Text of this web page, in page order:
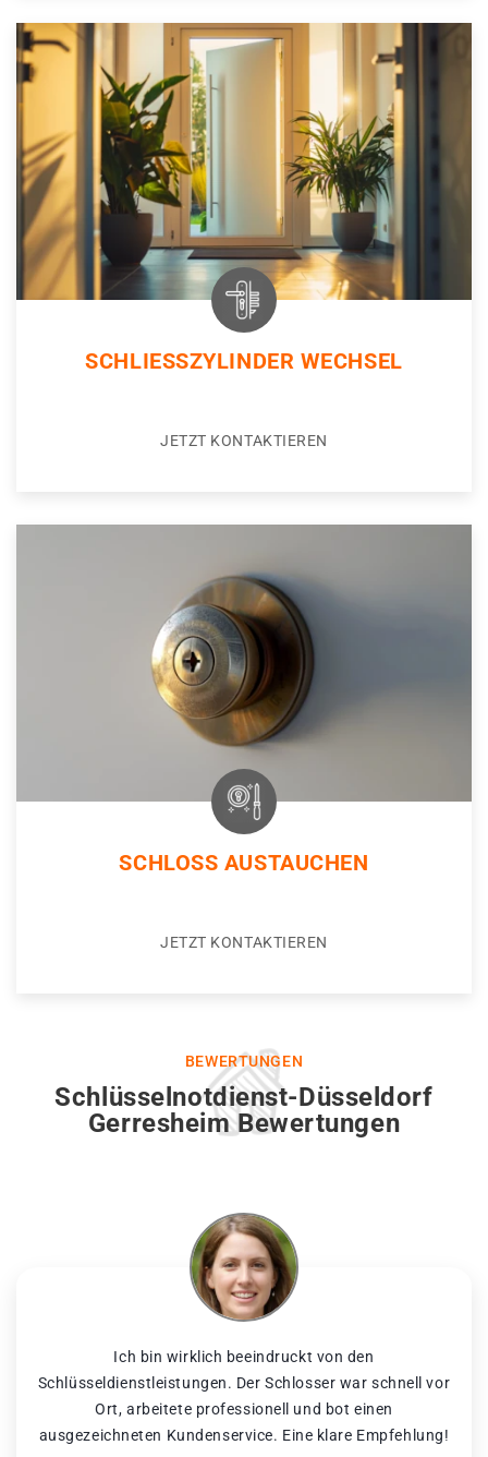
SCHLIESSZYLINDER WECHSEL
JETZT KONTAKTIEREN
SCHLOSS AUSTAUCHEN
JETZT KONTAKTIEREN
BEWERTUNGEN
Schlüsselnotdienst-Düsseldorf
Gerresheim Bewertungen
Ich bin wirklich beeindruckt von den
Schlüsseldienstleistungen. Der Schlosser war schnell vor
Ort, arbeitete professionell und bot einen
ausgezeichneten Kundenservice. Eine klare Empfehlung!